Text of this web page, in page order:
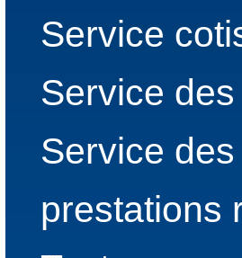
Service
Service
Service
prestations